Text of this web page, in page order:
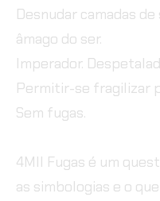
Desnudar camadas de
âmago do ser.
Imperador.
Permitir-se fragilizar
Sem fugas.
4MIl Fugas é um
as simbologias e o